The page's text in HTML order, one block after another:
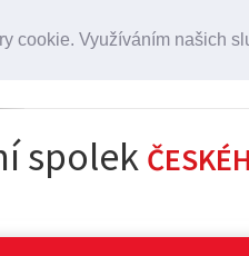
cookie. Využíváním našich
694
spolek